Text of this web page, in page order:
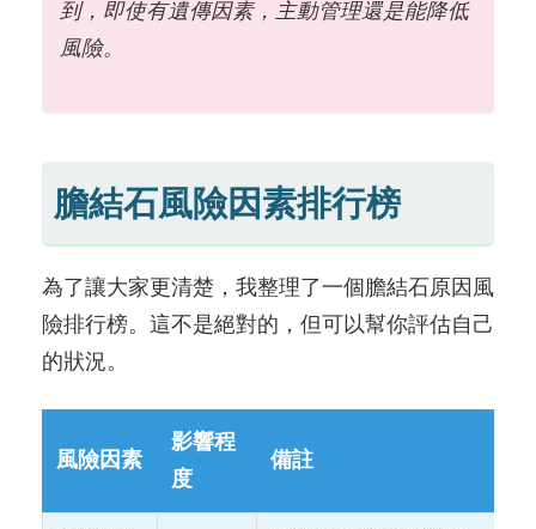
到，即使有遺傳因素，主動管理還是能降低
風險。
膽結石風險因素排行榜
為了讓大家更清楚，我整理了一個膽結石原因風
險排行榜。這不是絕對的，但可以幫你評估自己
的狀況。
風險因素
影響程
度
備註